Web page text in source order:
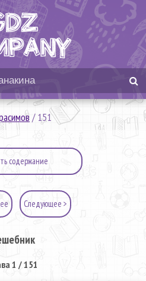
/151
содержание
Следующее >
1 / 151